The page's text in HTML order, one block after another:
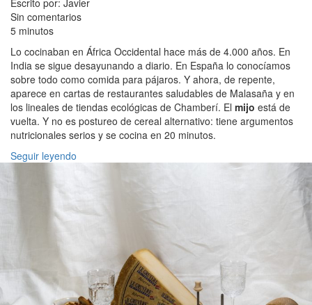
Escrito por: Javier
Sin comentarios
5 minutos
Lo cocinaban en África Occidental hace más de 4.000 años. En
India se sigue desayunando a diario. En España lo conocíamos
sobre todo como comida para pájaros. Y ahora, de repente,
aparece en cartas de restaurantes saludables de Malasaña y en
los lineales de tiendas ecológicas de Chamberí. El mijo está de
vuelta. Y no es postureo de cereal alternativo: tiene argumentos
nutricionales serios y se cocina en 20 minutos.
Seguir leyendo